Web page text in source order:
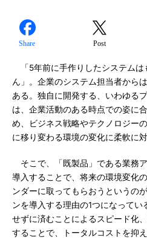
Share Post
「5年前に手作りしたシステムは
ん」。企業のシステム担当者から
ある。独自に開発する、いわゆる
は、企業活動のある時点での姿に
め、ビジネス戦略やテクノロジー
に移り変わる環境の変化に柔軟に
そこで、「既製品」である業務
導入することで、将来の環境変化
ンダーに取ってもらおうというの
ンを導入する理由の1つになって
せずに済むことによるスピード化
することで、トータルコストを抑